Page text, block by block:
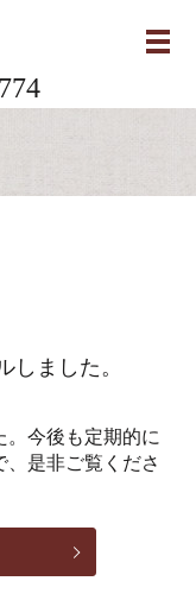
メ
しました。
。今後も定期的に
是非ご覧くださ